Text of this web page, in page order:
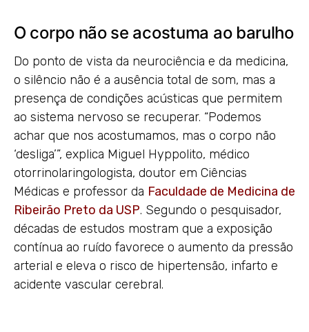
O corpo não se acostuma ao barulho
Do ponto de vista da neurociência e da medicina,
o silêncio não é a ausência total de som, mas a
presença de condições acústicas que permitem
ao sistema nervoso se recuperar. “Podemos
achar que nos acostumamos, mas o corpo não
‘desliga’”, explica Miguel Hyppolito, médico
otorrinolaringologista, doutor em Ciências
Médicas e professor da Faculdade de Medicina de
Ribeirão Preto da USP. Segundo o pesquisador,
décadas de estudos mostram que a exposição
contínua ao ruído favorece o aumento da pressão
arterial e eleva o risco de hipertensão, infarto e
acidente vascular cerebral.